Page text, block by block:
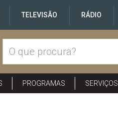
TELEVISÃO RÁDIO
PROGRAMAS SERVIÇOS